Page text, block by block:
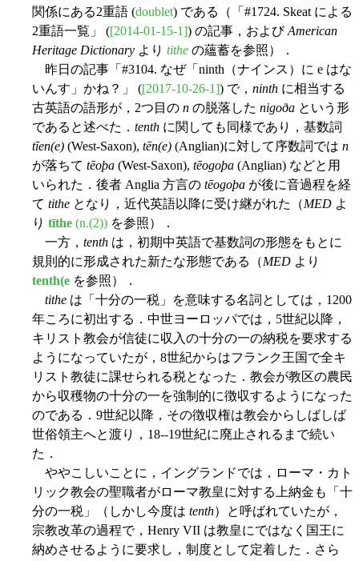
関係にある2重語 (doublet) である（「#1724. Skeat による
2重語一覧」 ([2014-01-15-1]) の記事，およびAmerican
Heritage Dictionary より tithe の蘊蓄を参照）．
昨日の記事「#3104. なぜ「ninth（ナインス）に e はな
いんす」かね？」 ([2017-10-26-1]) で， ninth に相当する
古英語の語形が，2つ目の n の脱落した nigoða という形
であると述べた． tenth に関しても同様であり，基数詞
tīen(e) (West-Saxon), tēn(e) (Anglian)に対して序数詞では n
が落ちて tēoþa (West-Saxon), tēogoþa (Anglian) などと用
いられた．後者 Anglia 方言の tēogoþa が後に音過程を経
て tithe となり，近代英語以降に受け継がれた（MED よ
り tīthe (n.(2)) を参照）．
一方， tenth は，初期中英語で基数詞の形態をもとに
規則的に形成された新たな形態である（MED より
tenth(e を参照）．
tithe は「十分の一税」を意味する名詞としては，1200
年ころに初出する．中世ヨーロッパでは，5世紀以降，
キリスト教会が信徒に収入の十分の一の納税を要求する
ようになっていたが，8世紀からはフランク王国で全キ
リスト教徒に課せられる税となった．教会が教区の農民
から収穫物の十分の一を強制的に徴収するようになった
のである．9世紀以降，その徴収権は教会からしばしば
世俗領主へと渡り，18--19世紀に廃止されるまで続い
た．
ややこしいことに，イングランドでは，ローマ・カト
リック教会の聖職者がローマ教皇に対する上納金も「十
分の一税」（しかし今度は tenth）と呼ばれていたが，
宗教改革の過程で，Henry VII は教皇にではなく国王に
納めさせるように要求し，制度として定着した．さら